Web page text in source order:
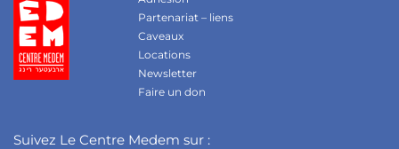
Partenariat – liens
Caveaux
Locations
Newsletter
Faire un don
Suivez Le Centre Medem sur :